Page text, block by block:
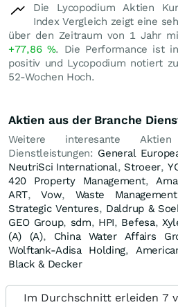
Die Lycopodium Aktien
Index Vergleich zeigt eine
über den Zeitraum von 1 Jahr
+77,86 %. Die Performance ist
positiv und Lycopodium notiert
52-Wochen Hoch.
Aktien aus der Branche
Weitere interesante
Dienstleistungen: General
NeutriSci International, Stroeer,
420 Property Management,
ART,Vow, Waste Management
Strategic Ventures, Daldrup &
GEO Group, sdm, HPI, Befesa,
(A) (A), China Water Affairs
Wolftank-Adisa Holding,
Black & Decker
Im Durchschnitt erleiden 7